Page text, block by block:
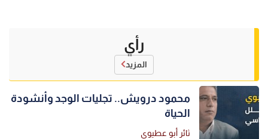
رأي
المزيد
محمود درويش.. تجليات الوجد وأنشودة
الحياة
ثائر أبو عطيوي